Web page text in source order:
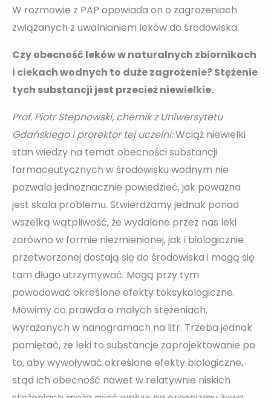
W rozmowie z PAP opowiada on o zagrożeniach
związanych z uwalnianiem leków do środowiska.
Czy obecność leków w naturalnych zbiornikach
i ciekach wodnych to duże zagrożenie? Stężenie
tych substancji jest przecież niewielkie.
Prof. Piotr Stepnowski, chemik z Uniwersytetu
Gdańskiego i prorektor tej uczelni:Wciąż niewielki
stan wiedzy na temat obecności substancji
farmaceutycznych w środowisku wodnym nie
pozwala jednoznacznie powiedzieć, jak poważna
jest skala problemu. Stwierdzamy jednak ponad
wszelką wątpliwość, że wydalane przez nas leki
zarówno w formie niezmienionej, jak i biologicznie
przetworzonej dostają się do środowiska i mogą się
tam długo utrzymywać. Mogą przy tym
powodować określone efekty toksykologiczne.
Mówimy co prawda o małych stężeniach,
wyrażanych w nanogramach na litr. Trzeba jednak
pamiętać, że leki to substancje zaprojektowanie po
to, aby wywoływać określone efekty biologiczne,
stąd ich obecność nawet w relatywnie niskich